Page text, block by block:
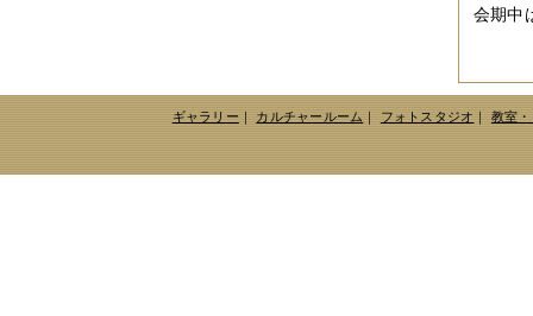
会期中
2018年03月（4件）
2018年02月（1件）
2018年01月（2件）
2017年11月（3件）
ギャラリー｜ カルチャールーム｜ フォトスタジオ｜ 教室